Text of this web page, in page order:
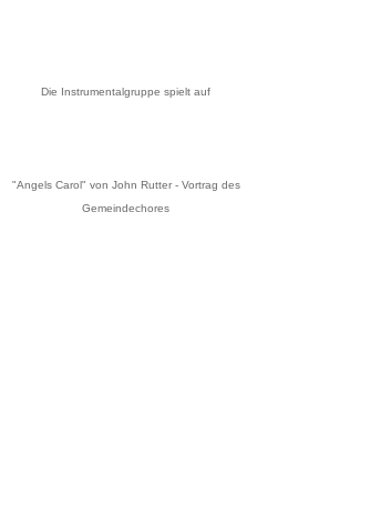
Die Instrumentalgruppe spielt auf
"Angels Carol" von John Rutter - Vortrag des
Gemeindechores